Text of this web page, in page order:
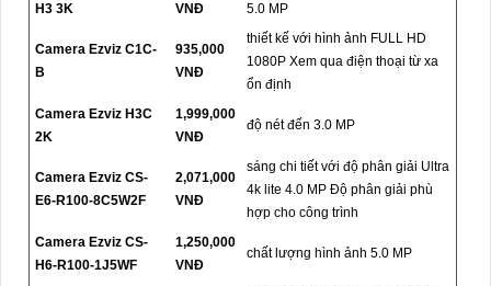
H3 3K
VNĐ
5.0 MP
Camera Ezviz C1C-
B
935,000
VNĐ
thiết kế với hình ảnh FULL HD
1080P Xem qua điện thoại từ xa
ổn định
Camera Ezviz H3C
2K
1,999,000
VNĐ
độ nét đến 3.0 MP
Camera Ezviz CS-
E6-R100-8C5W2F
2,071,000
VNĐ
sáng chi tiết với độ phân giải Ultra
4k lite 4.0 MP Độ phân giải phù
hợp cho công trình
Camera Ezviz CS-
H6-R100-1J5WF
1,250,000
VNĐ
chất lượng hình ảnh 5.0 MP